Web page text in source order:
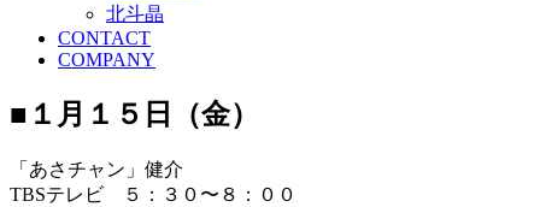
北斗晶
CONTACT
COMPANY
■１月１５日（金）
「あさチャン」健介
TBSテレビ ５：３０〜８：００